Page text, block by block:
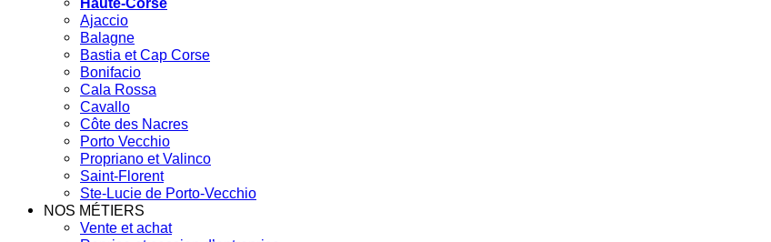
Haute-Corse
Ajaccio
Balagne
Bastia et Cap Corse
Bonifacio
Cala Rossa
Cavallo
Côte des Nacres
Porto Vecchio
Propriano et Valinco
Saint-Florent
Ste-Lucie de Porto-Vecchio
NOS MÉTIERS
Vente et achat